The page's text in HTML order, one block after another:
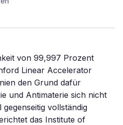
von 99,997 Prozent
Linear Accelerator
den Grund dafür
und Antimaterie sich nicht
vollständig
das Institute of